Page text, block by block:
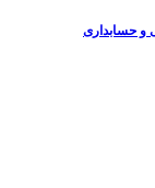
و حسابداری